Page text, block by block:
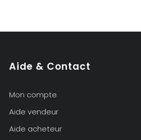
Bernina
Aide & Contact
Mon compte
Aide vendeur
Aide acheteur